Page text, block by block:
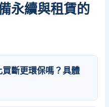
永續與租賃的
斷更環保嗎？具體